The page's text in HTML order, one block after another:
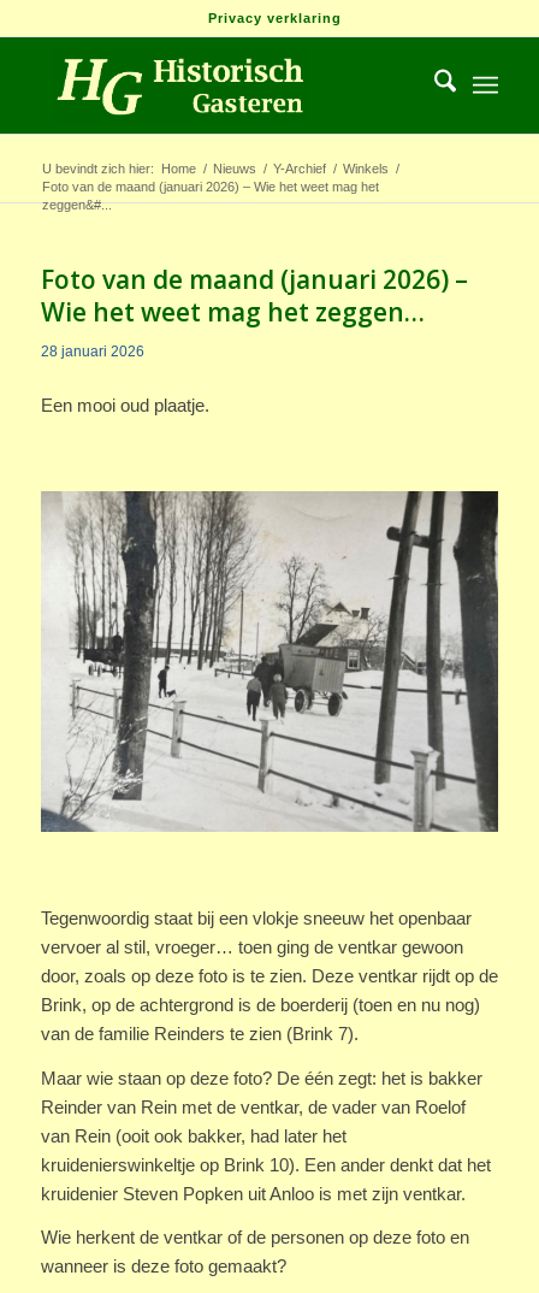
Privacy verklaring
U bevindt zich hier: Home / Nieuws / Y-Archief / Winkels /
Foto van de maand (januari 2026) – Wie het weet mag het
zeggen&#...
Foto van de maand (januari 2026) –
Wie het weet mag het zeggen…
28 januari 2026
Een mooi oud plaatje.
Tegenwoordig staat bij een vlokje sneeuw het openbaar
vervoer al stil, vroeger… toen ging de ventkar gewoon
door, zoals op deze foto is te zien. Deze ventkar rijdt op de
Brink, op de achtergrond is de boerderij (toen en nu nog)
van de familie Reinders te zien (Brink 7).
Maar wie staan op deze foto? De één zegt: het is bakker
Reinder van Rein met de ventkar, de vader van Roelof
van Rein (ooit ook bakker, had later het
kruidenierswinkeltje op Brink 10). Een ander denkt dat het
kruidenier Steven Popken uit Anloo is met zijn ventkar.
Wie herkent de ventkar of de personen op deze foto en
wanneer is deze foto gemaakt?